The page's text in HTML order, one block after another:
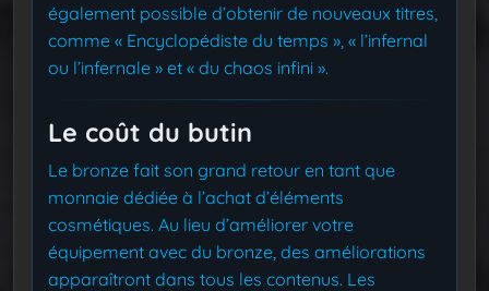
également possible d’obtenir de nouveaux titres,
comme « Encyclopédiste du temps », « l’infernal
ou l’infernale » et « du chaos infini ».
Le coût du butin
Le bronze fait son grand retour en tant que
monnaie dédiée à l’achat d’éléments
cosmétiques. Au lieu d’améliorer votre
équipement avec du bronze, des améliorations
apparaîtront dans tous les contenus. Les